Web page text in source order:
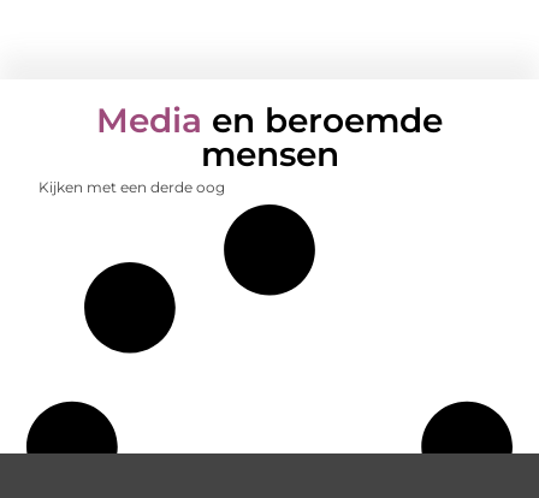
Media en beroemde
mensen
Kijken met een derde oog